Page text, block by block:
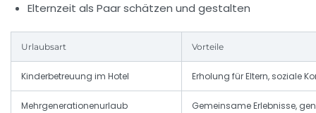
Elternzeit als Paar schätzen und gestalten
Urlaubsart Vorteile
Kinderbetreuung im Hotel Erholung für Eltern, soziale
Mehrgenerationenurlaub Gemeinsame Erlebnisse,